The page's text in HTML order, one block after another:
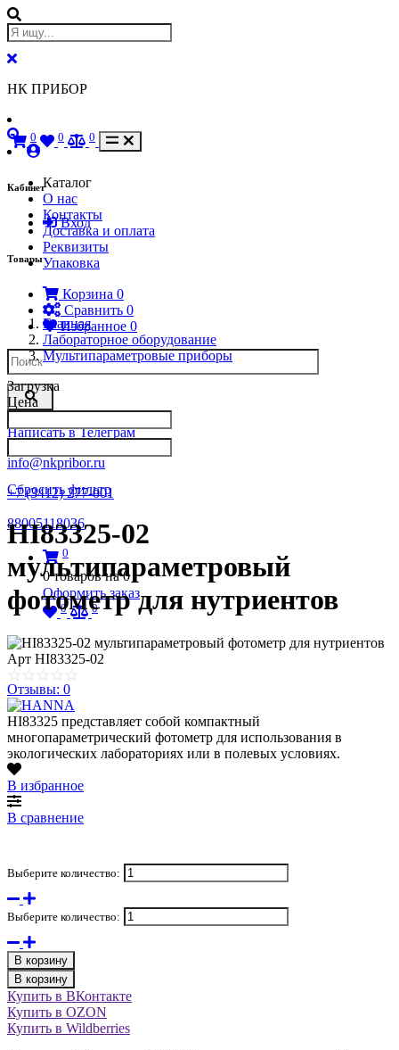
НК ПРИБОР
Кабинет
Вход
Товары
Корзина 0
Сравнить 0
Избранное 0
Написать в Телеграм
info@nkpribor.ru
+7 (3412) 277-001
88005118036
0
0 товаров на0
Оформить заказ
0 0
0 0 0
Каталог
О нас
Контакты
Доставка и оплата
Реквизиты
Упаковка
Главная
Лабораторное оборудование
Мультипараметровые приборы
Загрузка
Цена
Сбросить фильтр
HI83325-02
мультипараметровый
фотометр для нутриентов
Арт HI83325-02
Отзывы: 0
HI83325 представляет собой компактный
многопараметрический фотометр для использования в
экологических лабораториях или в полевых условиях.
В избранное
В сравнение
Выберите количество:
Выберите количество:
В корзину
В корзину
Купить в ВКонтакте
Купить в OZON
Купить в Wildberries